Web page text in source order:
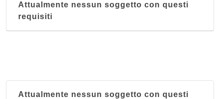
Attualmente nessun soggetto con questi
requisiti
Attualmente nessun soggetto con questi